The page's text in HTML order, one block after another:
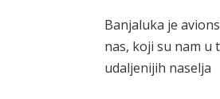
Banjaluka je
nas, koji su nam
udaljenijih naselja